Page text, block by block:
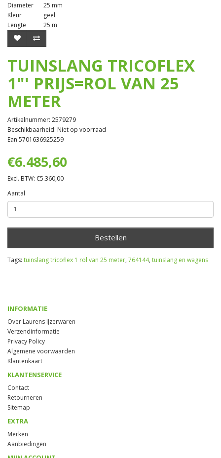
Diameter
25 mm
Kleur
geel
Lengte
25 m
TUINSLANG TRICOFLEX
1"' PRIJS=ROL VAN 25
METER
Artikelnummer: 2579279
Beschikbaarheid: Niet op voorraad
Ean 5701636925259
€6.485,60
Excl. BTW: €5.360,00
Aantal
Bestellen
Tags: tuinslang tricoflex 1 rol van 25 meter, 764144, tuinslang en wagens
INFORMATIE
Over Laurens IJzerwaren
Verzendinformatie
Privacy Policy
Algemene voorwaarden
Klantenkaart
KLANTENSERVICE
Contact
Retourneren
Sitemap
EXTRA
Merken
Aanbiedingen